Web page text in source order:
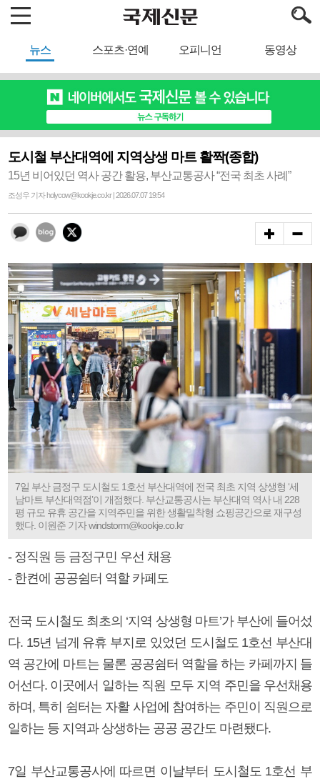
뉴스 스포츠·연예 오피니언 동영상
도시철 부산대역에 지역상생 마트 활짝(종합)
15년 비어있던 역사 공간 활용, 부산교통공사 “전국 최초 사례”
조성우 기자 holycow@kookje.co.kr | 2026.07.07 19:54
7일 부산 금정구 도시철도 1호선 부산대역에 전국 최초 지역 상생형 ‘세
남마트 부산대역점’이 개점했다. 부산교통공사는 부산대역 역사 내 228
평 규모 유휴 공간을 지역주민을 위한 생활밀착형 쇼핑공간으로 재구성
했다. 이원준 기자 windstorm@kookje.co.kr
- 정직원 등 금정구민 우선 채용
- 한켠에 공공쉼터 역할 카페도
전국 도시철도 최초의 ‘지역 상생형 마트’가 부산에 들어섰
다. 15년 넘게 유휴 부지로 있었던 도시철도 1호선 부산대
역 공간에 마트는 물론 공공쉼터 역할을 하는 카페까지 들
어선다. 이곳에서 일하는 직원 모두 지역 주민을 우선채용
하며, 특히 쉼터는 자활 사업에 참여하는 주민이 직원으로
일하는 등 지역과 상생하는 공공 공간도 마련됐다.
7일 부산교통공사에 따르면 이날부터 도시철도 1호선 부